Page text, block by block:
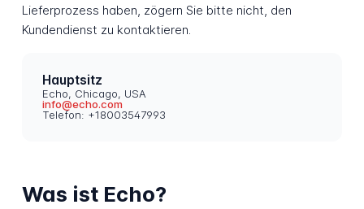
Lieferprozess haben, zögern Sie bitte nicht, den
Kundendienst zu kontaktieren.
Hauptsitz
Echo, Chicago, USA
info@echo.com
Telefon: +18003547993
Was ist Echo?